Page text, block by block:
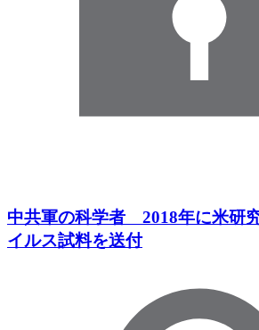
中共軍の科学者 2018年に米研
イルス試料を送付